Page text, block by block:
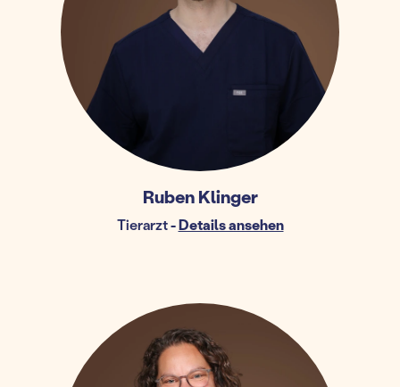
Ruben Klinger
Tierarzt-Details ansehen